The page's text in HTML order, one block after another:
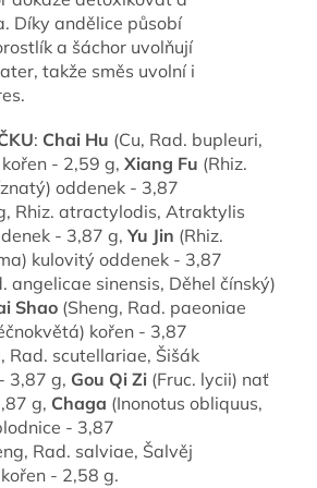
Díky andělice působí
a šáchor uvolňují
takže směs uvolní i
: Chai Hu (Cu, Rad. bupleuri,
- 2,59 g, Xiang Fu (Rhiz.
oddenek - 3,87
Rhiz. atractylodis, Atraktylis
- 3,87 g, Yu Jin (Rhiz.
kulovitý oddenek - 3,87
angelicae sinensis, Děhel čínský)
Shao (Sheng, Rad. paeoniae
kořen - 3,87
Rad. scutellariae, Šišák
3,87 g, Gou Qi Zi (Fruc. lycii) nať
g, Chaga (Inonotus obliquus,
- 3,87
Rad. salviae, Šalvěj
- 2,58 g.